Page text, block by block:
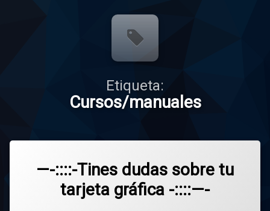
Etiqueta:
Cursos/manuales
—-::::-Tines dudas sobre tu
tarjeta gráfica -::::—-